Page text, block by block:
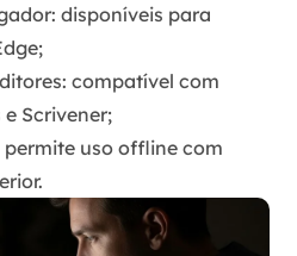
: disponíveis para
: compatível com
Scrivener;
permite uso offline com